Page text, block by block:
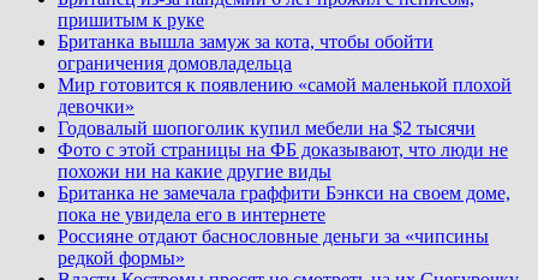
пришитым к руке
Британка вышла замуж за кота, чтобы обойти
ограничения домовладельца
Мир готовится к появлению «самой маленькой плохой
девочки»
Годовалый шопоголик купил мебели на $2 тысячи
Фото с этой страницы на ФБ доказывают, что люди не
похожи ни на какие другие виды
Британка не замечала граффити Бэнкси на своем доме,
пока не увидела его в интернете
Россияне отдают баснословные деньги за «чипсины
редкой формы»